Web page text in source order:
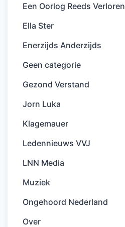
Een Oorlog Reeds Verloren
Ella Ster
Enerzijds Anderzijds
Geen categorie
Gezond Verstand
Jorn Luka
Klagemauer
Ledennieuws VVJ
LNN Media
Muziek
Ongehoord Nederland
Over